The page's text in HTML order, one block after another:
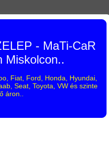
- MaTi-CaR
Miskolcon..
Fiat, Ford, Honda, Hyundai,
Seat, Toyota, VW és szinte
áron..